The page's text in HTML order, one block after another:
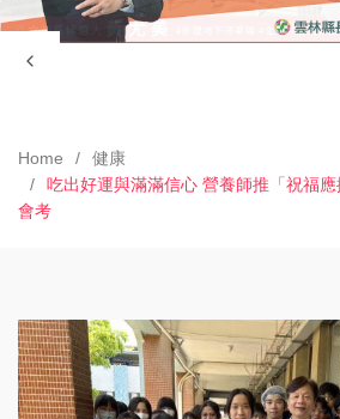
Home
健康
吃出好運與滿滿信心 營養師推「祝福
會考